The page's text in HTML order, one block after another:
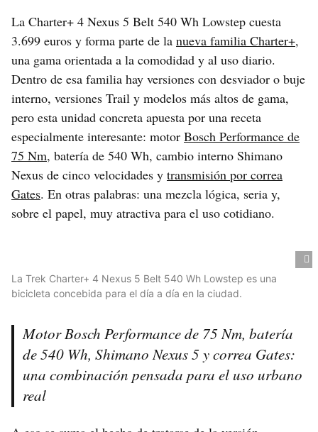
La Charter+ 4 Nexus 5 Belt 540 Wh Lowstep cuesta
3.699 euros y forma parte de la nueva familia Charter+,
una gama orientada a la comodidad y al uso diario.
Dentro de esa familia hay versiones con desviador o buje
interno, versiones Trail y modelos más altos de gama,
pero esta unidad concreta apuesta por una receta
especialmente interesante: motor Bosch Performance de
75 Nm, batería de 540 Wh, cambio interno Shimano
Nexus de cinco velocidades y transmisión por correa
Gates. En otras palabras: una mezcla lógica, seria y,
sobre el papel, muy atractiva para el uso cotidiano.
La Trek Charter+ 4 Nexus 5 Belt 540 Wh Lowstep es una
bicicleta concebida para el día a día en la ciudad.
Motor Bosch Performance de 75 Nm, batería
de 540 Wh, Shimano Nexus 5 y correa Gates:
una combinación pensada para el uso urbano
real